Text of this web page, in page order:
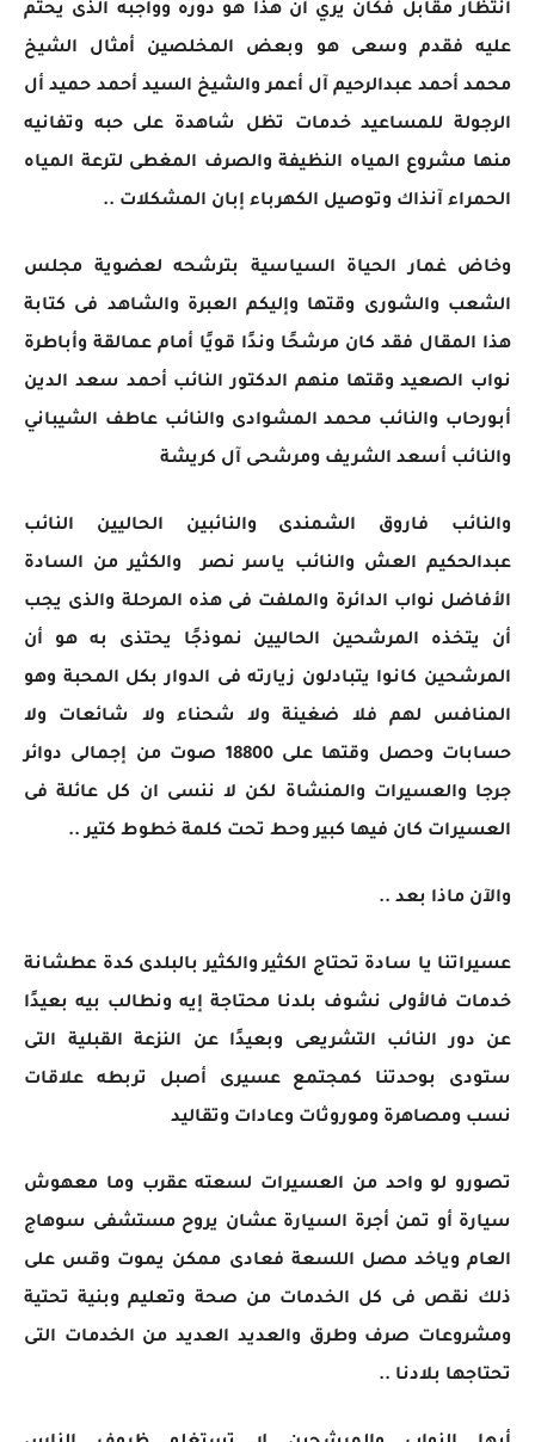
انتظار مقابل فكان يري أن هذا هو دوره وواجبه الذى يحتم
عليه فقدم وسعى هو وبعض المخلصين أمثال الشيخ
محمد أحمد عبدالرحيم آل أعمر والشيخ السيد أحمد حميد أل
الرجولة للمساعيد خدمات تظل شاهدة على حبه وتفانيه
منها مشروع المياه النظيفة والصرف المغطى لترعة المياه
الحمراء آنذاك وتوصيل الكهرباء إبان المشكلات ..
وخاض غمار الحياة السياسية بترشحه لعضوية مجلس
الشعب والشورى وقتها وإليكم العبرة والشاهد فى كتابة
هذا المقال فقد كان مرشحًا وندًا قويًا أمام عمالقة وأباطرة
نواب الصعيد وقتها منهم الدكتور النائب أحمد سعد الدين
أبورحاب والنائب محمد المشوادى والنائب عاطف الشيباني
والنائب أسعد الشريف ومرشحى آل كريشة
والنائب فاروق الشمندى والنائبين الحاليين النائب
عبدالحكيم العش والنائب ياسر نصر والكثير من السادة
الأفاضل نواب الدائرة والملفت فى هذه المرحلة والذى يجب
أن يتخذه المرشحين الحاليين نموذجًا يحتذى به هو أن
المرشحين كانوا يتبادلون زيارته فى الدوار بكل المحبة وهو
المنافس لهم فلا ضغينة ولا شحناء ولا شائعات ولا
حسابات وحصل وقتها على 18800 صوت من إجمالى دوائر
جرجا والعسيرات والمنشاة لكن لا ننسى ان كل عائلة فى
العسيرات كان فيها كبير وحط تحت كلمة خطوط كتير ..
والآن ماذا بعد ..
عسيراتنا يا سادة تحتاج الكثير والكثير بالبلدى كدة عطشانة
خدمات فالأولى نشوف بلدنا محتاجة إيه ونطالب بيه بعيدًا
عن دور النائب التشريعى وبعيدًا عن النزعة القبلية التى
ستودى بوحدتنا كمجتمع عسيرى أصبل تربطه علاقات
نسب ومصاهرة وموروثات وعادات وتقاليد
تصورو لو واحد من العسيرات لسعته عقرب وما معهوش
سيارة أو تمن أجرة السيارة عشان يروح مستشفى سوهاج
العام وياخد مصل اللسعة فعادى ممكن يموت وقس على
ذلك نقص فى كل الخدمات من صحة وتعليم وبنية تحتية
ومشروعات صرف وطرق والعديد العديد من الخدمات التى
تحتاجها بلادنا ..